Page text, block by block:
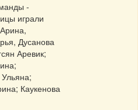
-
играли
Дусанова
Аревик;
Каукенова